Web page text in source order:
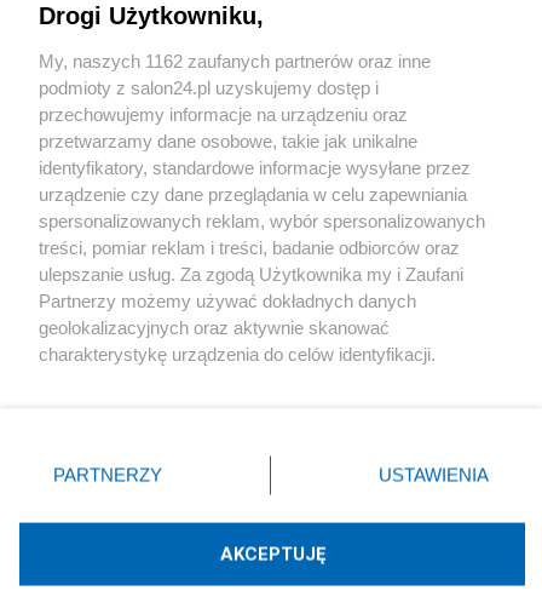
Sport
Społeczeństwo
Kultura
X Facebook Instagram Youtube
Technologię dostarcza:W3media.pl
Drogi Użytkowniku,
My, naszych 1162 zaufanych partnerów oraz inne
podmioty z salon24.pl uzyskujemy dostęp i
przechowujemy informacje na urządzeniu oraz
przetwarzamy dane osobowe, takie jak unikalne
identyfikatory, standardowe informacje wysyłane przez
urządzenie czy dane przeglądania w celu zapewniania
spersonalizowanych reklam, wybór spersonalizowanych
treści, pomiar reklam i treści, badanie odbiorców oraz
ulepszanie usług. Za zgodą Użytkownika my i Zaufani
Partnerzy możemy używać dokładnych danych
geolokalizacyjnych oraz aktywnie skanować
charakterystykę urządzenia do celów identyfikacji.
zmienić/wycofać klikając przycisk ustawień prywatności
znajdujący się w lewym dolnym rogu strony
rodzaje przetwarzania danych nie wymagają zgody
użytkownika, ale masz prawo sprzeciwić się takiemu
przetwarzaniu. Preferencje będą miały zastosowania tylko
PARTNERZY USTAWIENIA
AKCEPTUJĘ